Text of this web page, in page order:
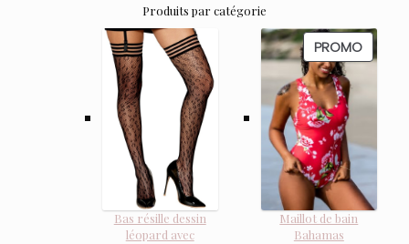
Produits par catégorie
Bas résille dessin
léopard avec
PROMO
EN
Maillot de bain
Bahamas